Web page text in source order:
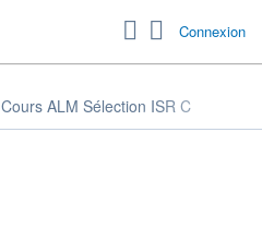
Connexion
Cours ALM Sélection ISR C